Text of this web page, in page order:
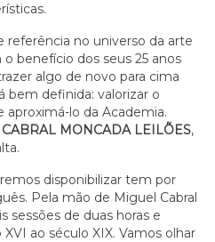
referência no universo da arte
benefício dos seus 25 anos
algo de novo para cima
bem definida: valorizar o
lo da Academia.
MONCADA LEILÕES,
disponibilizar tem por
Pela mão de Miguel Cabral
sessões de duas horas e
ao século XIX. Vamos olhar